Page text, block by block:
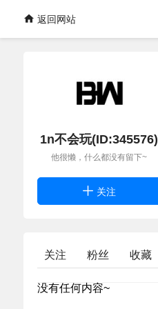
返回网站
1n不会玩(ID:345576)
他很懒，什么都没有留下~
关注
关注 粉丝 收藏
没有任何内容~